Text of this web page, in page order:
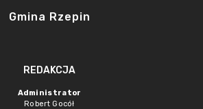
Gmina Rzepin
REDAKCJA
Administrator
Robert Gocół